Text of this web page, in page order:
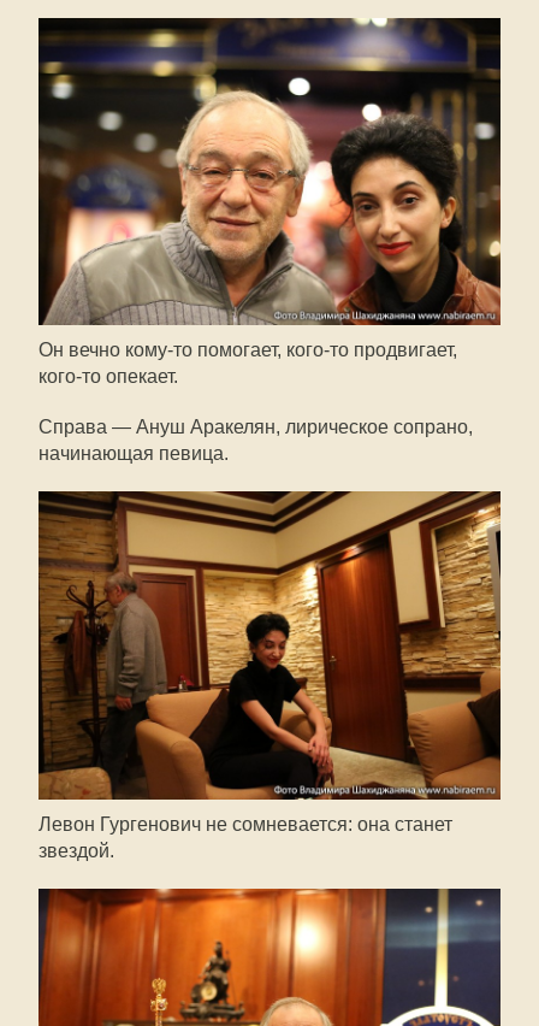
Он вечно кому-то помогает, кого-то продвигает,
кого-то опекает.
Справа — Ануш Аракелян, лирическое сопрано,
начинающая певица.
Левон Гургенович не сомневается: она станет
звездой.